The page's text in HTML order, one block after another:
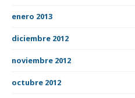
enero 2013
diciembre 2012
noviembre 2012
octubre 2012